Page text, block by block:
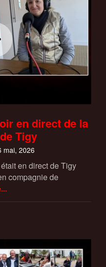
en direct de la
Tigy
mai, 2026
en direct de Tigy
compagnie de